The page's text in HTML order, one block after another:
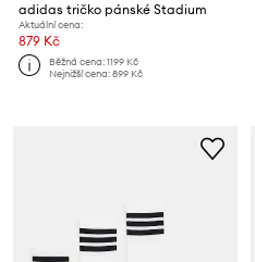
adidas tričko pánské Stadium
Aktuální cena:
879 Kč
Běžná cena:1199 Kč
Nejnižší cena:899 Kč